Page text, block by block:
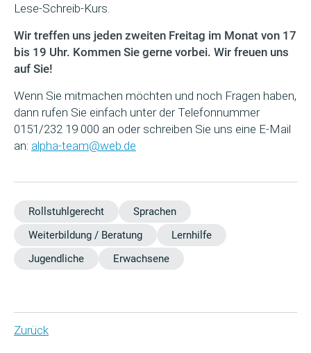
Lese-Schreib-Kurs.
Wir treffen uns jeden zweiten Freitag im Monat von 17
bis 19 Uhr. Kommen Sie gerne vorbei. Wir freuen uns
auf Sie!
Wenn Sie mitmachen möchten und noch Fragen haben,
dann rufen Sie einfach unter der Telefonnummer
0151/232 19 000 an oder schreiben Sie uns eine E-Mail
an: alpha-team@web.de
Rollstuhlgerecht
Sprachen
Weiterbildung / Beratung
Lernhilfe
Jugendliche
Erwachsene
Zurück